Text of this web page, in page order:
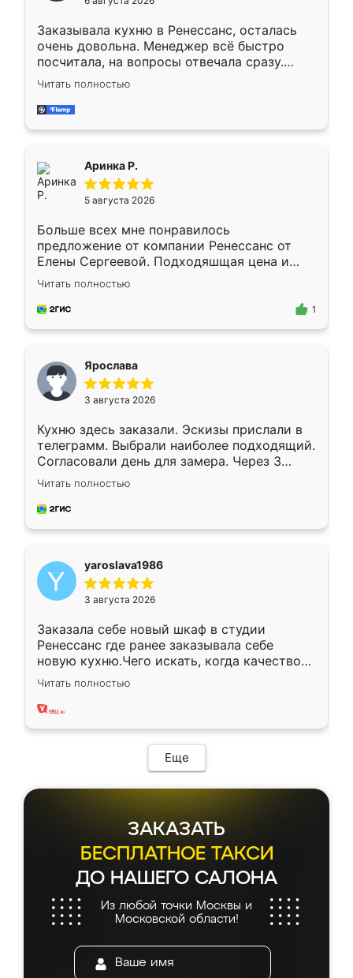
мебели буду заказывать только здесь.
Заказывала кухню в Ренессанс, осталась
очень довольна. Менеджер всё быстро
посчитала, на вопросы отвечала сразу.
Замерщик приехал в субботу, подошёл к
делу со всей ответственностью. Собрали
за день, ребята работали аккуратно, даже
Читать полностью
Аринка Р.
5 августа 2026
Больше всех мне понравилось
предложение от компании Ренессанс от
Елены Сергеевой. Подходяшщая цена и
короткие сроки изготовления. Приехавший
для замера сотрудник Владислав
предложил по моему эскизу самый
Читать полностью
1
Ярослава
3 августа 2026
Кухню здесь заказали. Эскизы прислали в
телеграмм. Выбрали наиболее подходящий.
Согласовали день для замера. Через 3
недели кухня была уже готова. Остались
довольны работой. Спасибо Ренессанс
мебель за качественную работу!
Читать полностью
yaroslava1986
3 августа 2026
Заказала себе новый шкаф в студии
Ренессанс где ранее заказывала себе
новую кухню.Чего искать, когда качеством
вполне довольна. Служит кухня уже почти
два года, нареканий нет.
Читать полностью
Еще
ЗАКАЗАТЬ
БЕСПЛАТНОЕ ТАКСИ
ДО НАШЕГО САЛОНА
Из любой точки Москвы и
Московской области!